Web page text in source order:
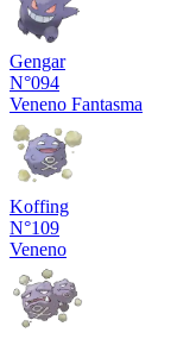
Gengar
N°094
Veneno Fantasma
Koffing
N°109
Veneno